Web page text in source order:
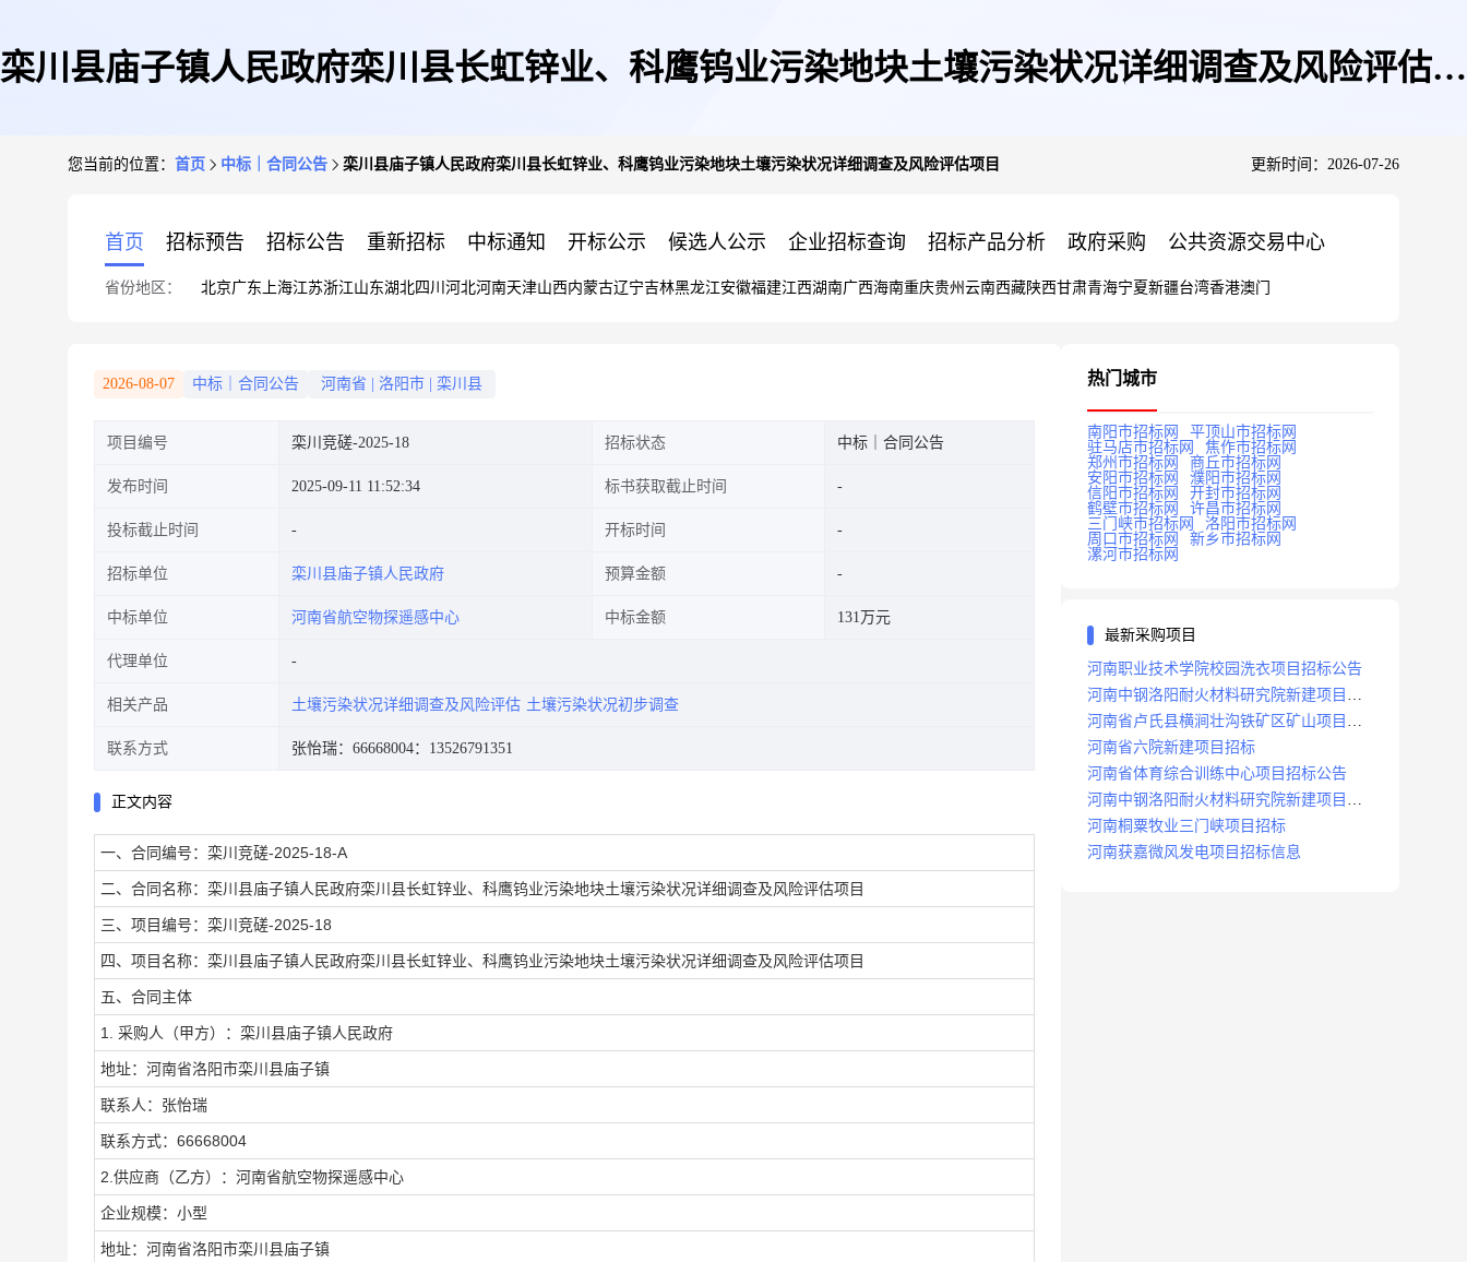
栾川县庙子镇人民政府栾川县长虹锌业、科鹰钨业污染地块土壤污染状况详细调查及风险评估项
您当前的位置： 首页 中标｜合同公告 栾川县庙子镇人民政府栾川县长虹锌业、科鹰钨业污染地块土壤污染状况详细调查及风险评估项目 更新时间：2026-07-26
首页 招标预告 招标公告 重新招标 中标通知 开标公示 候选人公示 企业招标查询 招标产品分析 政府采购 公共资源交易中心
省份地区： 北京广东 上海江苏浙江山东湖北四川 河北河南天津山西内蒙古辽宁吉林黑龙江安徽福建江西湖南广西海南重庆贵州 云南西藏陕西甘肃青海宁夏新疆台湾香港澳门
2026-08-07 中标｜合同公告 河南省 洛阳市 栾川县
项目编号 栾川竞磋-2025-18 招标状态 中标｜合同公告
发布时间 2025-09-11 11:52:34 标书获取截止时间
投标截止时间 开标时间
招标单位 栾川县庙子镇人民政府 预算金额
中标单位 河南省航空物探遥感中心 中标金额 131万元
代理单位
相关产品 土壤污染状况详细调查及风险评估 土壤污染状况初步调查
联系方式 张怡瑞：66668004：13526791351
正文内容
一、合同编号：栾川竞磋-2025-18-A
二、合同名称：栾川县庙子镇人民政府栾川县长虹锌业、科鹰钨业污染地块土壤污染状况详细调查及风险评估项目
三、项目编号：栾川竞磋-2025-18
四、项目名称：栾川县庙子镇人民政府栾川县长虹锌业、科鹰钨业污染地块土壤污染状况详细调查及风险评估项目
五、合同主体
1. 采购人（甲方）：栾川县庙子镇人民政府
地址：河南省洛阳市栾川县庙子镇
联系人：张怡瑞
联系方式：66668004
2.供应商（乙方）：河南省航空物探遥感中心
企业规模：小型
地址：河南省洛阳市栾川县庙子镇
热门城市
南阳市招标网
平顶山市招标网
驻马店市招标网
焦作市招标网
郑州市招标网
商丘市招标网
安阳市招标网
濮阳市招标网
信阳市招标网
开封市招标网
鹤壁市招标网
许昌市招标网
三门峡市招标网
洛阳市招标网
周口市招标网
新乡市招标网
漯河市招标网
最新采购项目
河南职业技术学院校园洗衣项目招标公告
河南中钢洛阳耐火材料研究院新建项目招
标
河南省卢氏县横涧壮沟铁矿区矿山项目招
标公告
河南省六院新建项目招标
河南省体育综合训练中心项目招标公告
河南中钢洛阳耐火材料研究院新建项目招
标
河南桐粟牧业三门峡项目招标
河南获嘉微风发电项目招标信息